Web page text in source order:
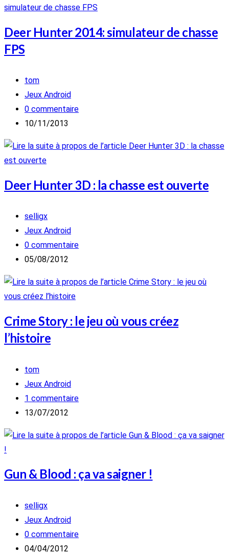
Deer Hunter 2014: simulateur de chasse
FPS
Auteur/autrice
de
la
publication :
tom
Post
category:
Jeux Android
Commentaires
de
publication :
0 commentaire
Publication
10/11/2013
Deer Hunter 3D : la chasse est ouverte
Auteur/autrice
de
la
publication :
selligx
Post
category:
Jeux Android
Commentaires
de
publication :
0 commentaire
Publication
05/08/2012
Crime Story : le jeu où vous créez
l’histoire
Auteur/autrice
de
la
publication :
tom
Post
category:
Jeux Android
Commentaires
de
publication :
1 commentaire
Publication
13/07/2012
Gun & Blood : ça va saigner !
Auteur/autrice
de
la
publication :
selligx
Post
category:
Jeux Android
Commentaires
de
0 commentaire
Publication
04/04/2012